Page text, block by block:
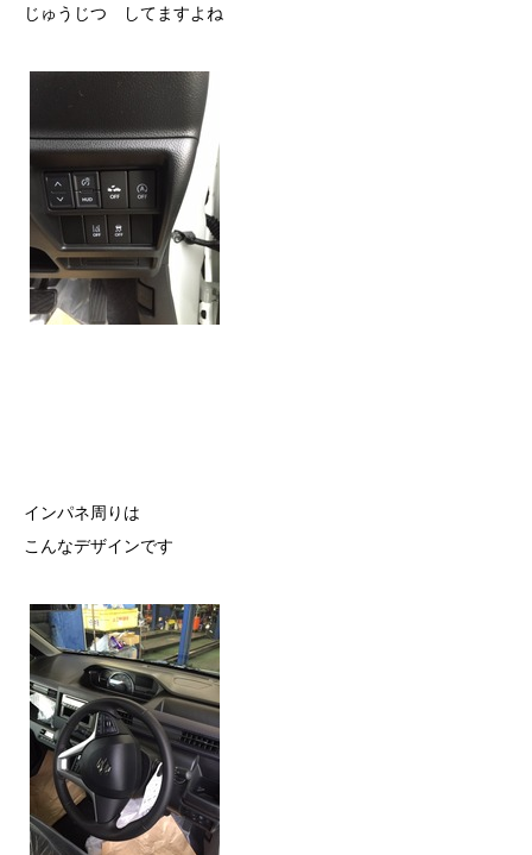
じゅうじつ してますよね
インパネ周りは
こんなデザインです